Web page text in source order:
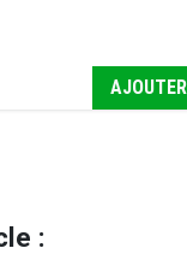
: